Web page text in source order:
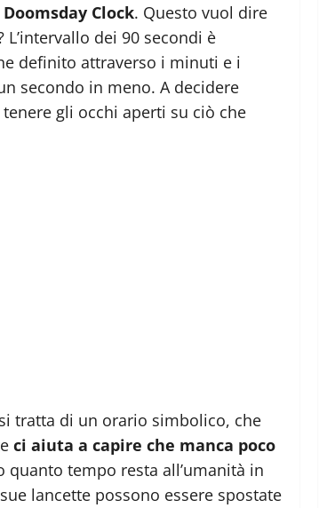
Clock. Questo vuol dire
dei 90 secondi è
definito attraverso i minuti e i
secondo in meno. A decidere
gli occhi aperti su ciò che
tratta di un orario simbolico, che
ci aiuta a capire che manca poco
tempo resta all’umanità in
lancette possono essere spostate